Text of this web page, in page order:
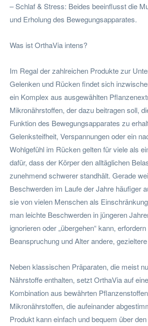
– Schlaf & Stress: Beides beeinflusst die
und Erholung des Bewegungsapparates.
Was ist OrthaVia intens?
Im Regal der zahlreichen Produkte zur
Gelenken und Rücken findet sich
ein Komplex aus ausgewählten
Mikronährstoffen, der dazu beitragen soll,
Funktion des Bewegungsapparates zu
Gelenksteifheit, Verspannungen oder ein
Wohlgefühl im Rücken gelten für viele als
dafür, dass der Körper den alltäglichen
zunehmend schwerer standhält. Gerade
Beschwerden im Laufe der Jahre häufiger
sie von vielen Menschen als
man leichte Beschwerden in jüngeren
ignorieren oder „übergehen“ kann,
Beanspruchung und Alter andere,
Neben klassischen Präparaten, die meist
Nährstoffe enthalten, setzt OrthaVia auf
Kombination aus bewährten
Mikronährstoffen, die aufeinander
Produkt kann einfach und bequem über